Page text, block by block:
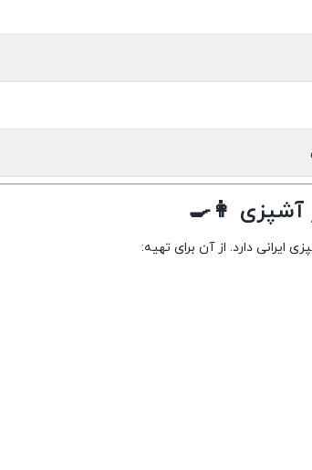
آشپزی 👩‍🍳
ایرانی دارد. از آن برای تهیه: